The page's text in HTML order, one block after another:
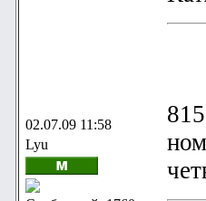
02.07.09 11:58
Lyu